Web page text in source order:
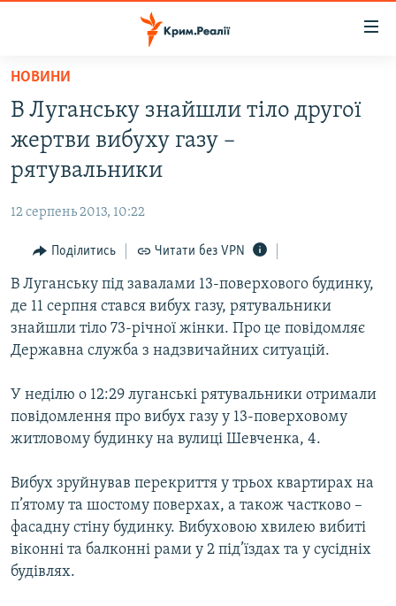
Перейти
основного
матеріалу
Перейти
до
основної
навігації
Перейти
пошуку
ВОДА.КРИМ
ВІДЕО ТА ФОТО
БЛОГИ
ПОГЛЯД
ІНТЕРВ'Ю
ВСЕ ЗА ДЕНЬ
СПЕЦПРОЕКТИ
ВІДЕОУРОКИ «ELIFBE»
СВІДЧЕННЯ ОКУПАЦІЇ
УКРАЇНСЬКА ПРОБЛЕМА КРИМУ
ІНФОГРАФІКА
Русский
ДОЛУЧАЙСЯ!
НОВИНИ
В Луганську знайшли тіло другої
жертви вибуху газу –
рятувальники
12 серпень 2013, 10:22
Поділитись Читати без VPN
В Луганську під завалами 13-поверхового будинку,
де 11 серпня стався вибух газу, рятувальники
знайшли тіло 73-річної жінки. Про це повідомляє
Державна служба з надзвичайних ситуацій.
У неділю о 12:29 луганські рятувальники отримали
повідомлення про вибух газу у 13-поверховому
житловому будинку на вулиці Шевченка, 4.
Вибух зруйнував перекриття у трьох квартирах на
п’ятому та шостому поверхах, а також частково –
фасадну стіну будинку. Вибуховою хвилею вибиті
віконні та балконні рами у 2 під’їздах та у сусідніх
будівлях.